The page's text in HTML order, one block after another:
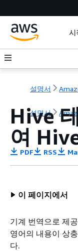
시
설명서
설명서
Hive
여
PDF RSS
이 페이지에서
기계 번역으로 제
영어의 내용이 상
다.